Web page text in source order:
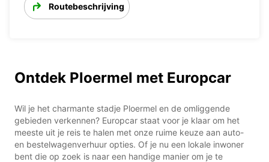
Routebeschrijving
Ontdek Ploermel met Europcar
Wil je het charmante stadje Ploermel en de omliggende
gebieden verkennen? Europcar staat voor je klaar om het
meeste uit je reis te halen met onze ruime keuze aan auto-
en bestelwagenverhuur opties. Of je nu een lokale inwoner
bent die op zoek is naar een handige manier om je te